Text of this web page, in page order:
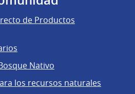
de Productos
Nativo
los recursos naturales